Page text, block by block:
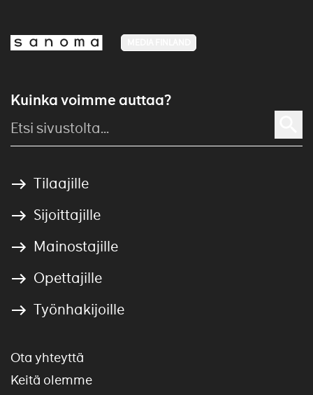
Kuinka voimme auttaa?
Tilaajille
Sijoittajille
Mainostajille
Opettajille
Työnhakijoille
Ota yhteyttä
Keitä olemme